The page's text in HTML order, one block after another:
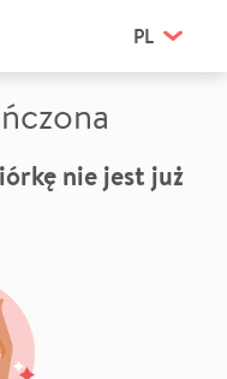
PL
nie jest już